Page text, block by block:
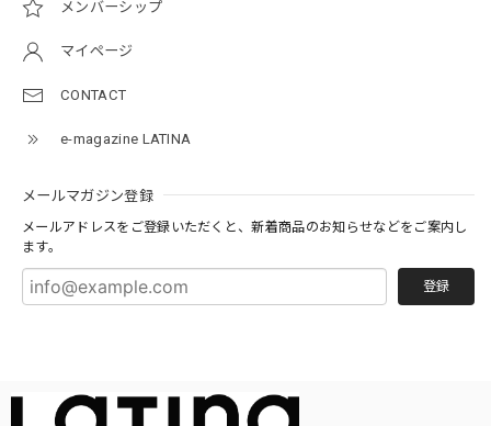
メンバーシップ
マイページ
CONTACT
e-magazine LATINA
メールマガジン登録
メールアドレスをご登録いただくと、新着商品のお知らせなどをご案内し
ます。
登録